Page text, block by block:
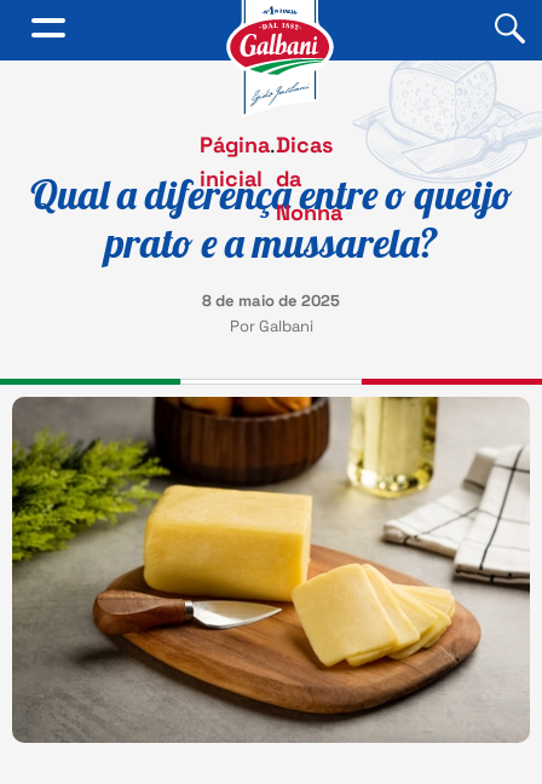
Página
inicial
.Dicas
da
Nonna
Qual a diferença entre o queijo
prato e a mussarela?
8 de maio de 2025
Por Galbani